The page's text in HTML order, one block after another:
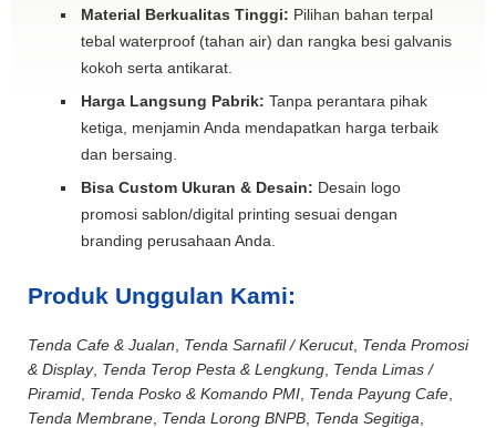
Material Berkualitas Tinggi: Pilihan bahan terpal
tebal waterproof (tahan air) dan rangka besi galvanis
kokoh serta antikarat.
Harga Langsung Pabrik: Tanpa perantara pihak
ketiga, menjamin Anda mendapatkan harga terbaik
dan bersaing.
Bisa Custom Ukuran & Desain: Desain logo
promosi sablon/digital printing sesuai dengan
branding perusahaan Anda.
Produk Unggulan Kami:
Tenda Cafe & Jualan Tenda Sarnafil / Kerucut, Tenda Promosi
& Display, Tenda Terop Pesta & Lengkung Tenda Limas /
Piramid Tenda Posko & Komando PMI Tenda Payung Cafe
Tenda Membrane Tenda Lorong BNPB Tenda Segitiga